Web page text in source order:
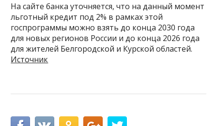
На сайте банка уточняется, что на данный момент
льготный кредит под 2% в рамках этой
госпрограммы можно взять до конца 2030 года
для новых регионов России и до конца 2026 года
для жителей Белгородской и Курской областей.
Источник